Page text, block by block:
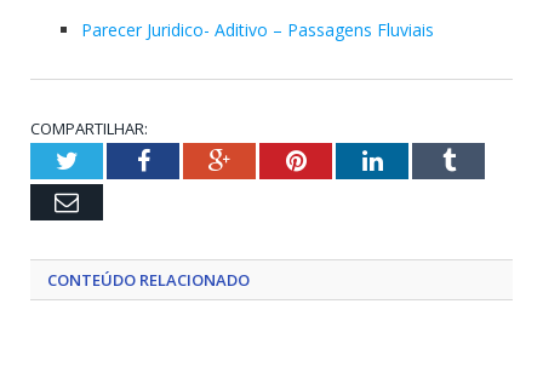
Parecer Juridico- Aditivo – Passagens Fluviais
COMPARTILHAR:
TwitterFacebookGoogle+PinterestLinkedInTumblr
Email
CONTEÚDO RELACIONADO